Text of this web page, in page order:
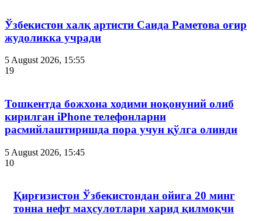
Ўзбекистон халқ артисти Саида Раметова оғир
жудоликка учради
5 August 2026, 15:55
19
Тошкентда божхона ходими ноқонуний олиб
кирилган iPhone телефонларни
расмийлаштиришда пора учун қўлга олинди
5 August 2026, 15:45
10
Қирғизистон Ўзбекистондан ойига 20 минг
тонна нефт маҳсулотлари харид қилмоқчи